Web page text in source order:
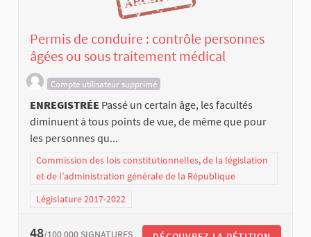
Permis de conduire : contrôle personnes
âgées ou sous traitement médical
Compte utilisateur supprimé
ENREGISTRÉE Passé un certain âge, les facultés
diminuent à tous points de vue, de même que pour
les personnes qu...
Commission des lois constitutionnelles, de la législation
et de l’administration générale de la République
Législature 2017-2022
48/100 000 SIGNATURES